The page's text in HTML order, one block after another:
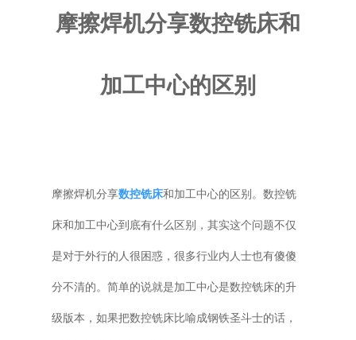
数控铣床
其他机床
关于我们
摩擦焊机分享数控铣床和
加工中心的区别
摩擦焊机分享数控铣床和加工中心的区别。数控铣
床和加工中心到底有什么区别，其实这个问题不仅
是对于外行的人很困惑，很多行业内人士也有傻傻
分不清的。简单的说就是加工中心是数控铣床的升
级版本，如果把数控铣床比喻成钢铁圣斗士的话，